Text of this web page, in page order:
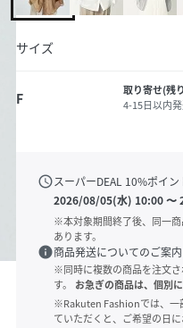
サイズ
F
取り寄せ(残
4-15日以内
scheduleスーパーDEAL 10%ポイン
2026/08/05(水) 10:00〜
※本対象期間終了後、同一
あります。
info商品発送についてのご案内
※同時に複数の商品を注文
す。
お急ぎの商品は、個別
※Rakuten Fashionでは、一
ていただくと、ご希望の日